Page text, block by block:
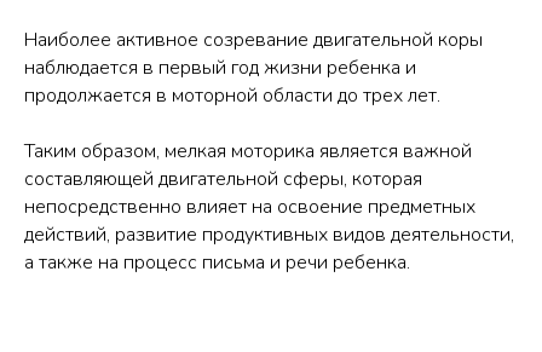
Наиболее активное созревание двигательной коры
наблюдается в первый год жизни ребенка и
продолжается в моторной области до трех лет.
Таким образом, мелкая моторика является важной
составляющей двигательной сферы, которая
непосредственно влияет на освоение предметных
действий, развитие продуктивных видов деятельности,
а также на процесс письма и речи ребенка.